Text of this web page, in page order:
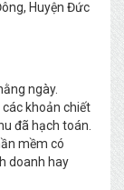
Huyện Đức
ngày.
khoản chiết
đã hạch toán.
mềm có
doanh hay